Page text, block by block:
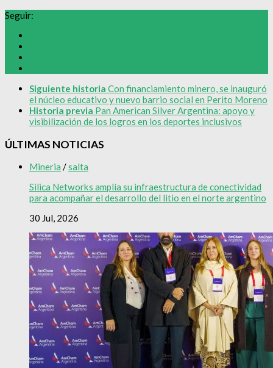
Seguir:
Siguiente historia Con financiamiento minero, se inauguró
el núcleo educativo y nuevo barrio social en Perito Moreno
Historia previa Pan American Silver Argentina: apoyo y
visibilización de los logros en los deportes inclusivos
ÚLTIMAS NOTICIAS
Mineria /salta
Silica Networks amplía su infraestructura de conectividad
para acompañar el desarrollo del litio en el norte argentino
30 Jul, 2026